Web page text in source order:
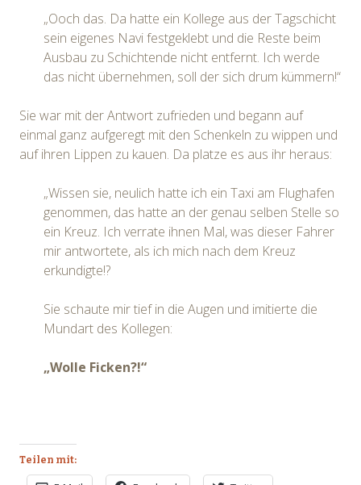
„Ooch das. Da hatte ein Kollege aus der Tagschicht
sein eigenes Navi festgeklebt und die Reste beim
Ausbau zu Schichtende nicht entfernt. Ich werde
das nicht übernehmen, soll der sich drum kümmern!“
Sie war mit der Antwort zufrieden und begann auf
einmal ganz aufgeregt mit den Schenkeln zu wippen und
auf ihren Lippen zu kauen. Da platze es aus ihr heraus:
„Wissen sie, neulich hatte ich ein Taxi am Flughafen
genommen, das hatte an der genau selben Stelle so
ein Kreuz. Ich verrate ihnen Mal, was dieser Fahrer
mir antwortete, als ich mich nach dem Kreuz
erkundigte!?
Sie schaute mir tief in die Augen und imitierte die
Mundart des Kollegen:
„Wolle Ficken?!“
Teilen mit: